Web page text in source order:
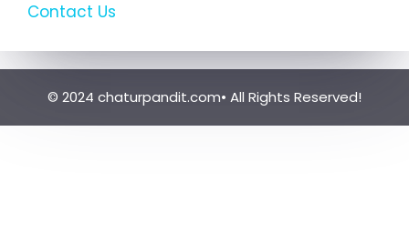
Contact Us
© 2024 chaturpandit.com• All Rights Reserved!